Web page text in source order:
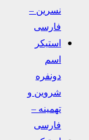
نسرین –
فارسی
استیکر
اسم
دونفره
شروین و
تهمینه –
فارسی